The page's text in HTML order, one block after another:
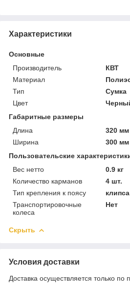
Характеристики
Основные
Производитель
КВТ
Материал
Тип
Сумка
Цвет
Габаритные размеры
Длина
320 мм
Ширина
300 мм
Пользовательские
Вес нетто
0.9 кг
Количество карманов
4 шт.
Тип крепления к поясу
клипса
Транспортировочные
колеса
Нет
Скрыть
Условия доставки
Доставка осуществляется только по